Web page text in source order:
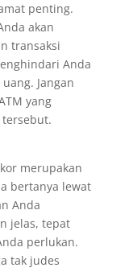
penting.
akan
transaksi
Anda
Jangan
yang
merupakan
bertanya lewat
Anda
jelas, tepat
perlukan.
tak judes